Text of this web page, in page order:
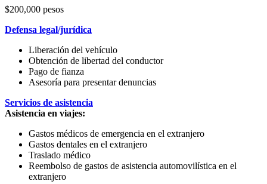
$200,000 pesos
Defensa legal/jurídica
Liberación del vehículo
Obtención de libertad del conductor
Pago de fianza
Asesoría para presentar denuncias
Servicios de asistencia
Asistencia en viajes:
Gastos médicos de emergencia en el extranjero
Gastos dentales en el extranjero
Traslado médico
Reembolso de gastos de asistencia automovilística en el
extranjero